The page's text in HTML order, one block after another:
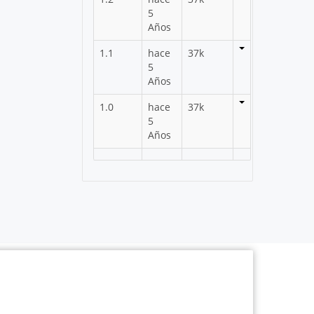
5
Años
1.1
hace
5
Años
37k
1.0
hace
5
Años
37k